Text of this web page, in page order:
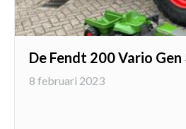
De Fendt 200 Vario Gen
8 februari 2023